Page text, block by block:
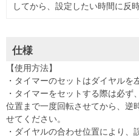
してから、設定したい時間に反
仕様
【使用方法】
・タイマーのセットはダイヤルを
・タイマーをセットする際は必
位置まで一度回転させてから、逆
せてください。
・ダイヤルの合わせ位置により、